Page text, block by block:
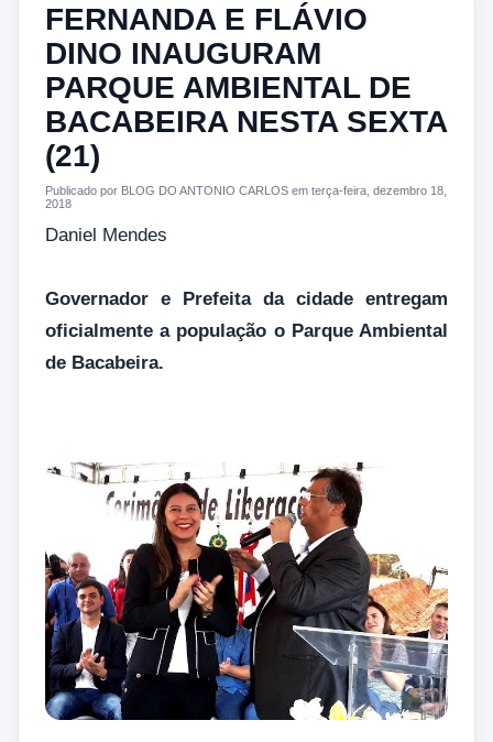
FERNANDA E FLÁVIO
DINO INAUGURAM
PARQUE AMBIENTAL DE
BACABEIRA NESTA SEXTA
(21)
Publicado por BLOG DO ANTONIO CARLOS em terça-feira, dezembro 18,
2018
Daniel Mendes
Governador e Prefeita da cidade entregam
oficialmente a população o Parque Ambiental
de Bacabeira.